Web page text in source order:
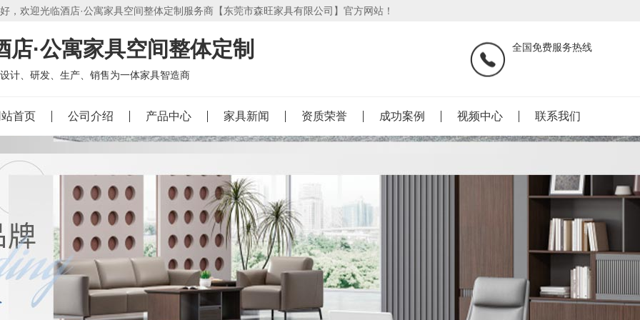
，欢迎光临酒店·公寓家具空间整体定制服务商【东莞市森旺家具有限公司】官方网站！
店·公寓家具空间整体定制
计、研发、生产、销售为一体家具智造商
全国免费服务热线
首页 公司介绍 产品中心 家具新闻 资质荣誉 成功案例 视频中心 联系我们